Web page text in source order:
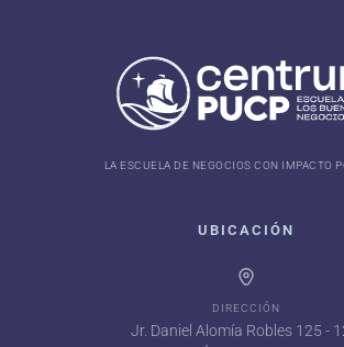
LA ESCUELA DE NEGOCIOS CON IMPACTO
UBICACIÓN
DIRECCIÓN
Jr. Daniel Alomía Robles 125 -